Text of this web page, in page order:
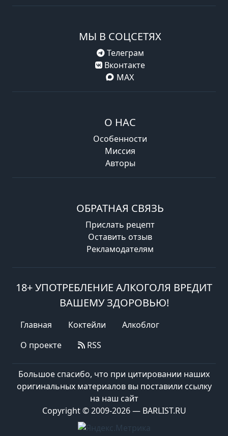
МЫ В СОЦСЕТЯХ
Телеграм
Вконтакте
MAX
О НАС
Особенности
Миссия
Авторы
ОБРАТНАЯ СВЯЗЬ
Прислать рецепт
Оставить отзыв
Рекламодателям
18+ УПОТРЕБЛЕНИЕ АЛКОГОЛЯ ВРЕДИТ
ВАШЕМУ ЗДОРОВЬЮ!
Главная Коктейли
Алкоблог
О проекте
RSS
Большое спасибо, что при цитировании наших
оригинальных материалов вы поставили ссылку
на наш сайт
Copyright © 2009-2026 — BARLIST.RU